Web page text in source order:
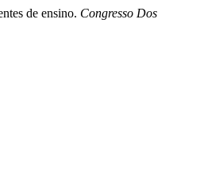
de ensino. Congresso Dos